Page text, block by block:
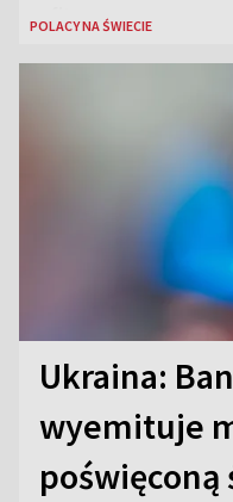
POLACY NA ŚWIECIE
Ukraina:
wyemituje
poświęconą